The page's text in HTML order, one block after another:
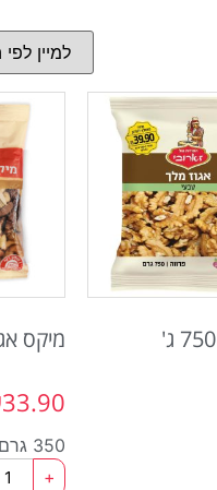
מיקס
33.90
350 גרם
+